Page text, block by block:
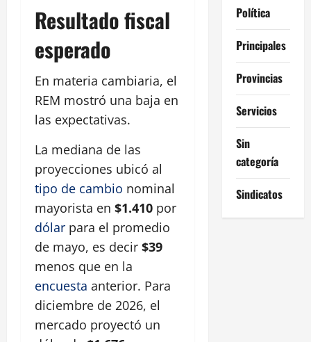
Resultado fiscal
esperado
En materia cambiaria, el
REM mostró una baja en
las expectativas.
La mediana de las
proyecciones ubicó al
tipo de cambio nominal
mayorista en $1.410 por
dólar para el promedio
de mayo, es decir $39
menos que en la
encuesta anterior. Para
diciembre de 2026, el
mercado proyectó un
Política
Principales
Provincias
Servicios
Sin
categoría
Sindicatos